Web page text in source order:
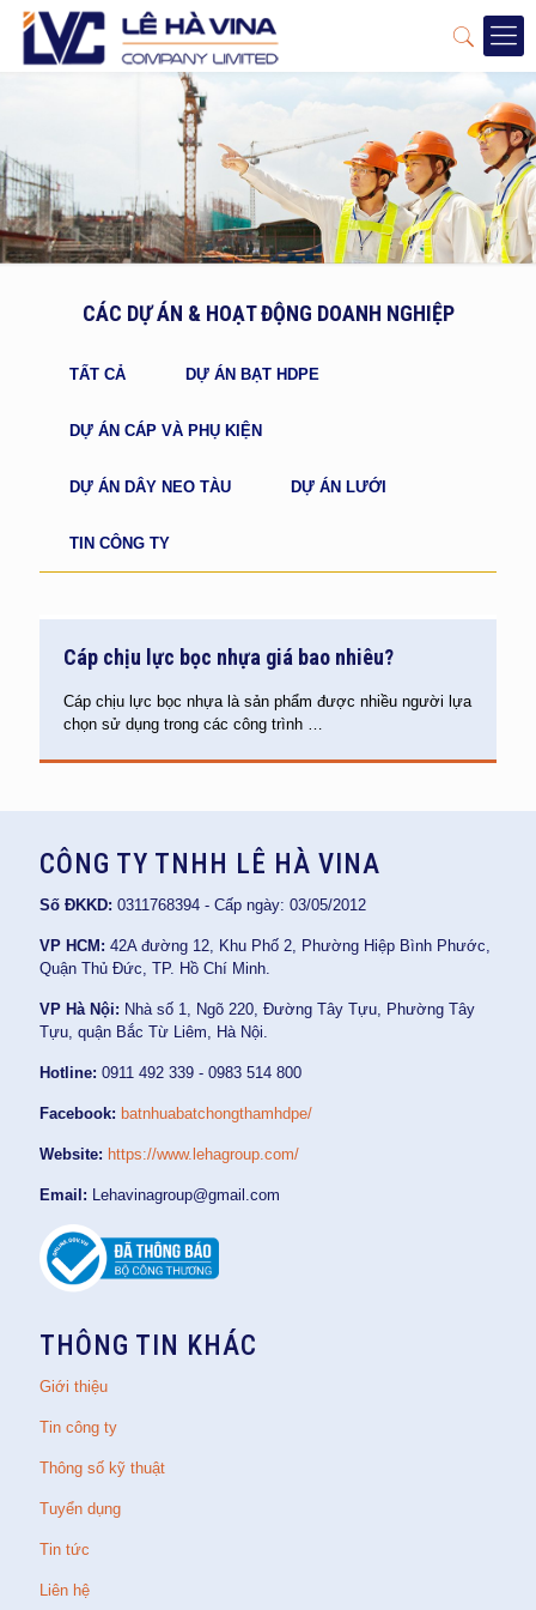
CÁC DỰ ÁN & HOẠT ĐỘNG DOANH NGHIỆP
TẤT CẢ DỰ ÁN BẠT HDPE
DỰ ÁN CÁP VÀ PHỤ KIỆN
DỰ ÁN DÂY NEO TÀU DỰ ÁN LƯỚI
TIN CÔNG TY
Cáp chịu lực bọc nhựa giá bao nhiêu?
Cáp chịu lực bọc nhựa là sản phẩm được nhiều người lựa
chọn sử dụng trong các công trình …
CÔNG TY TNHH LÊ HÀ VINA
Số ĐKKD: 0311768394 - Cấp ngày: 03/05/2012
VP HCM: 42A đường 12, Khu Phố 2, Phường Hiệp Bình Phước,
Quận Thủ Đức, TP. Hồ Chí Minh.
VP Hà Nội: Nhà số 1, Ngõ 220, Đường Tây Tựu, Phường Tây
Tựu, quận Bắc Từ Liêm, Hà Nội.
Hotline: 0911 492 339 - 0983 514 800
Facebook: batnhuabatchongthamhdpe/
Website: https://www.lehagroup.com/
Email: Lehavinagroup@gmail.com
THÔNG TIN KHÁC
Giới thiệu
Tin công ty
Thông số kỹ thuật
Tuyển dụng
Tin tức
Liên hệ